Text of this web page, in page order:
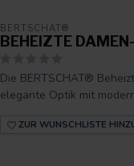
BERTSCHAT®
BEHEIZTE
Die BERTSCHAT®
elegante Optik mit
ZUR WUNSCHLISTE